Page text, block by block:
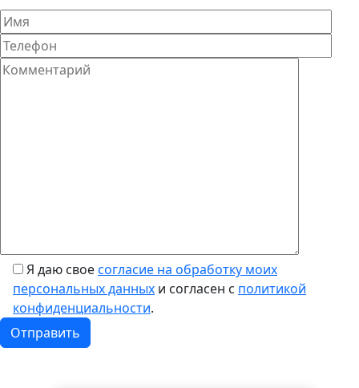
Я даю своесогласие на обработку моих
персональных данных и согласен с политикой
конфиденциальности.